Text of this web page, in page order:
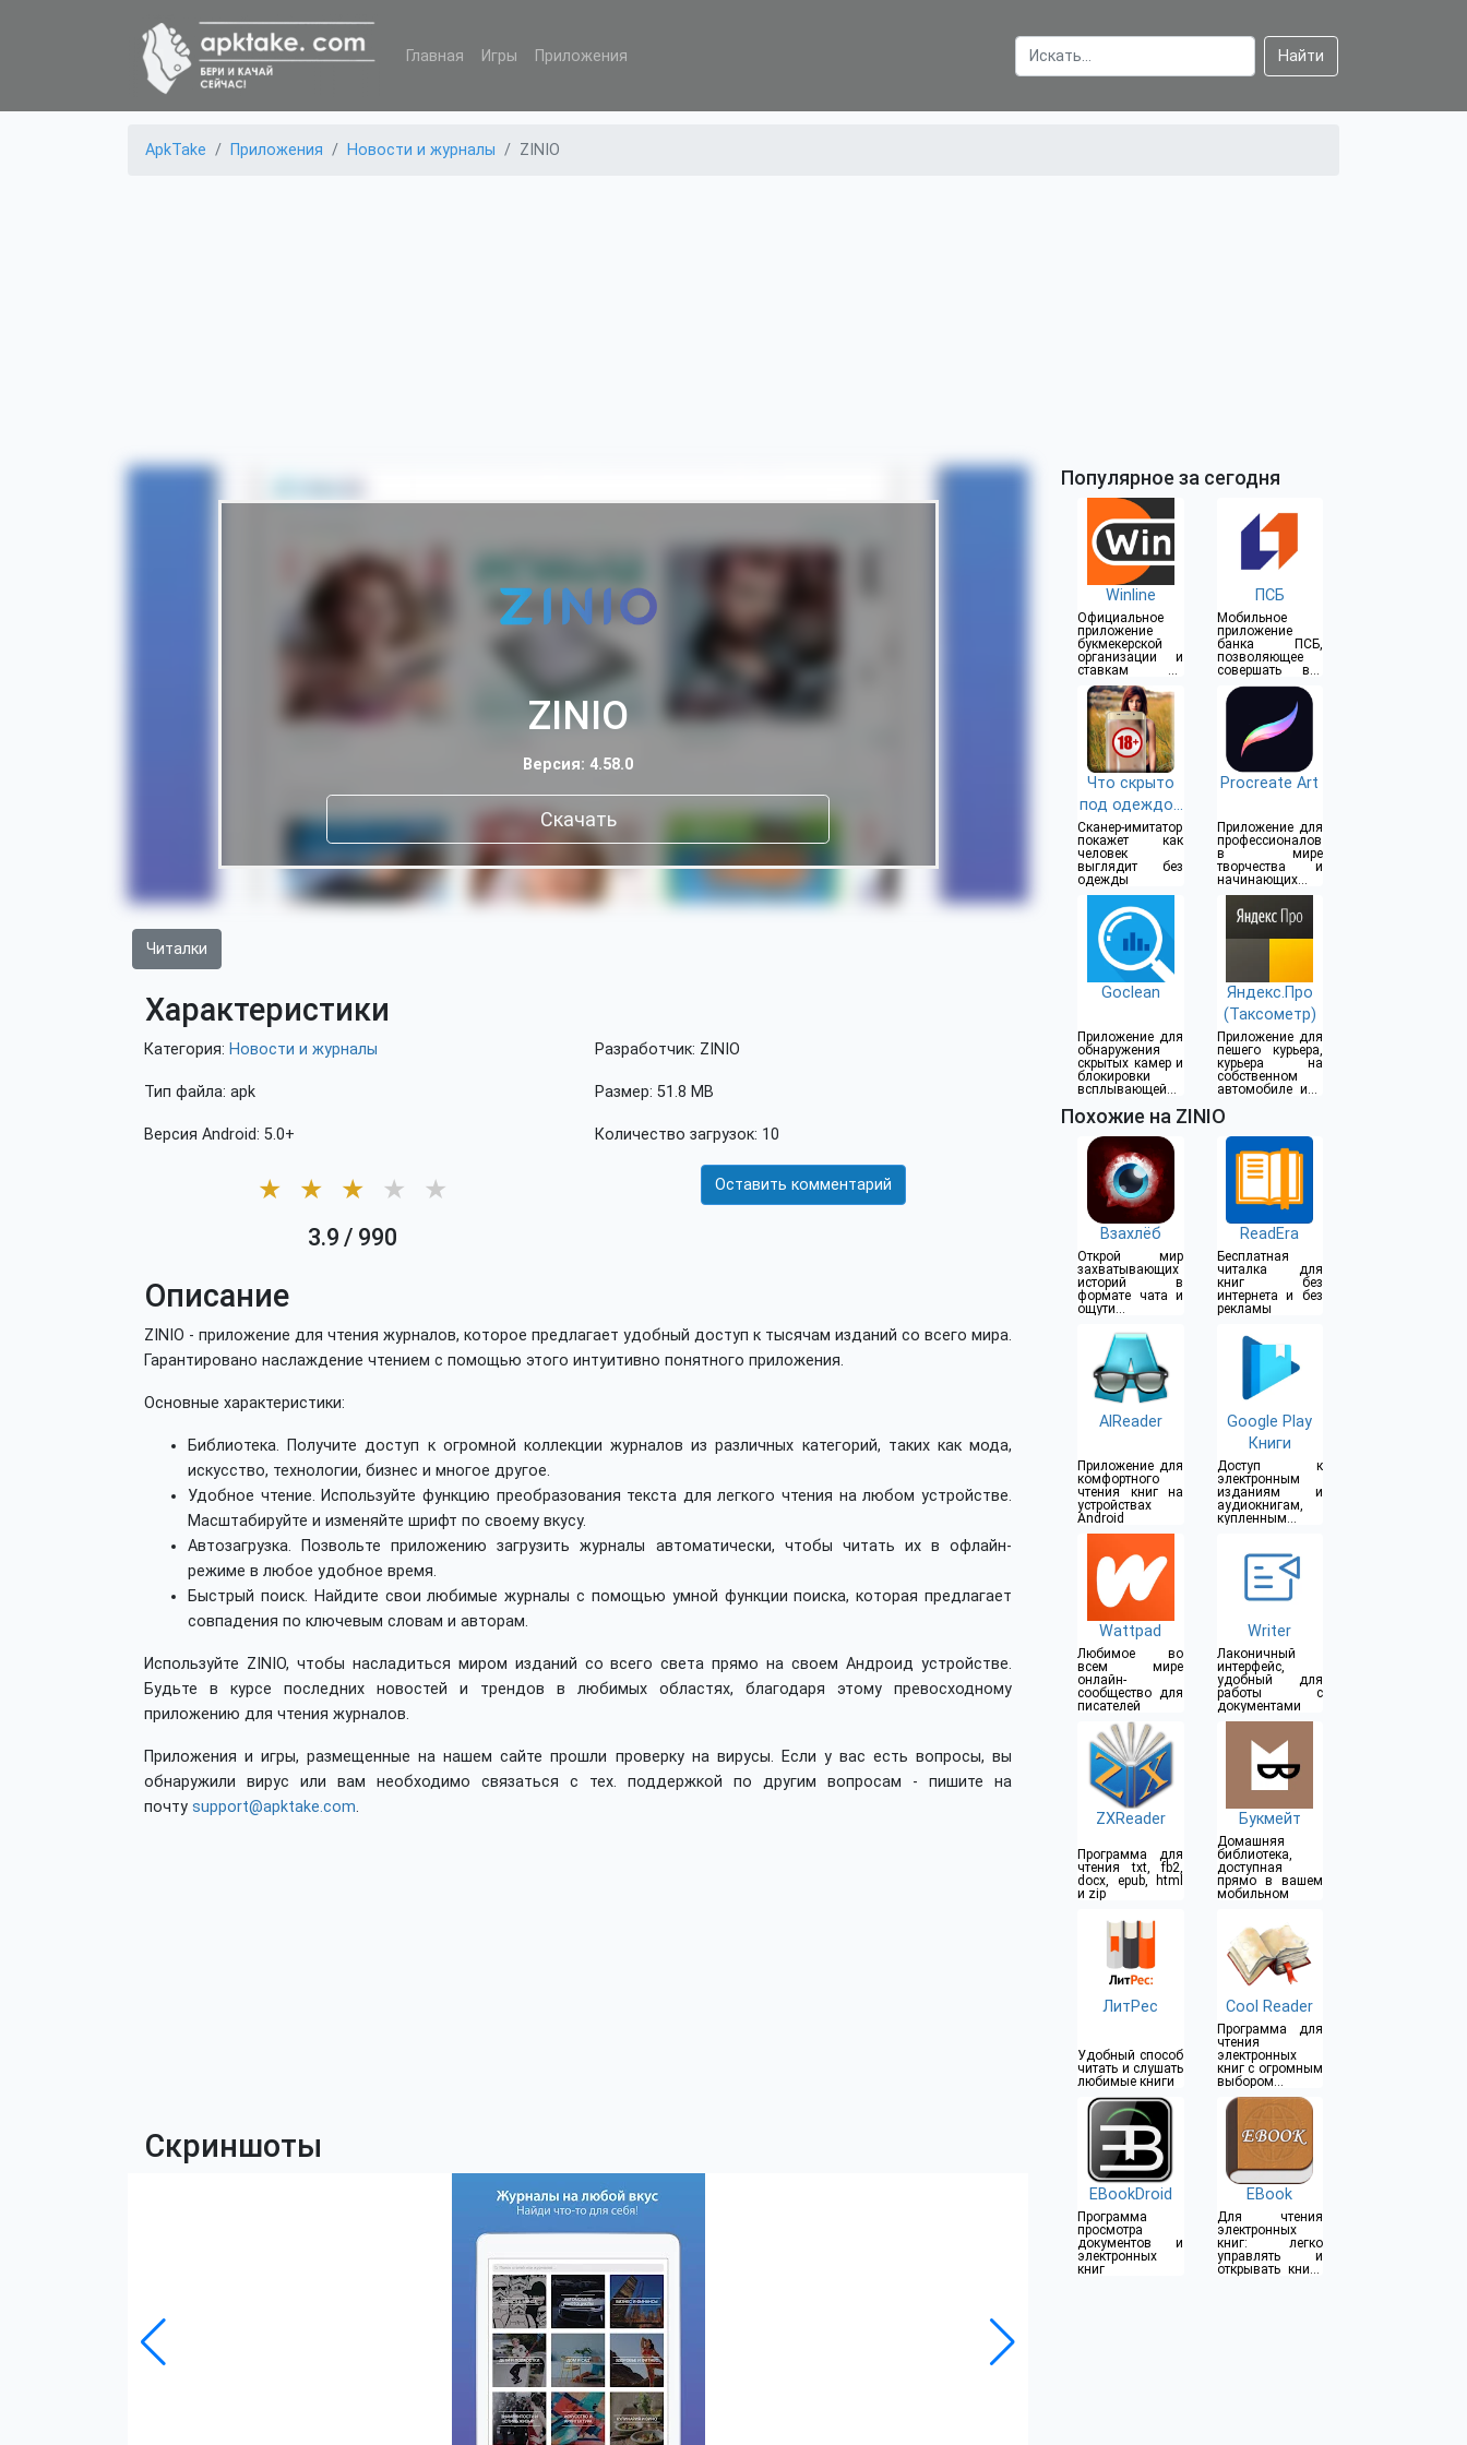
Главная Игры Приложения Найти
ApkTake Приложения Новости и журналы ZINIO
ZINIO
Версия: 4.58.0
Скачать
Читалки
Характеристики
Категория: Новости и журналы
Тип файла: apk
Версия Android: 5.0+
Разработчик: ZINIO
Размер: 51.8 MB
Количество загрузок: 10
★ ★ ★ ★ ★
3.9 / 990
Оставить комментарий
Описание
ZINIO - приложение для чтения журналов, которое предлагает удобный доступ к тысячам изданий со всего мира.
Гарантировано наслаждение чтением с помощью этого интуитивно понятного приложения.
Основные характеристики:
Библиотека. Получите доступ к огромной коллекции журналов из различных категорий, таких как мода,
искусство, технологии, бизнес и многое другое.
Удобное чтение. Используйте функцию преобразования текста для легкого чтения на любом устройстве.
Масштабируйте и изменяйте шрифт по своему вкусу.
Автозагрузка. Позвольте приложению загрузить журналы автоматически, чтобы читать их в офлайн-
режиме в любое удобное время.
Быстрый поиск. Найдите свои любимые журналы с помощью умной функции поиска, которая предлагает
совпадения по ключевым словам и авторам.
Используйте ZINIO, чтобы насладиться миром изданий со всего света прямо на своем Андроид устройстве.
Будьте в курсе последних новостей и трендов в любимых областях, благодаря этому превосходному
приложению для чтения журналов.
Приложения и игры, размещенные на нашем сайте прошли проверку на вирусы. Если у вас есть вопросы, вы
обнаружили вирус или вам необходимо связаться с тех. поддержкой по другим вопросам - пишите на
почту support@apktake.com.
Скриншоты
Популярное за сегодня
Winline
Официальное
приложение
букмекерской
организации и
ставкам на
спорт
ПСБ
Мобильное
приложение
банка ПСБ,
позволяющее
совершать все
операции прямо
из дома
Что скрыто
под одеждой
(18+)
Сканер-имитатор
покажет как
человек
выглядит без
одежды
Procreate Art
Приложение для
профессионалов
в мире
творчества и
начинающих
художников
Goclean
Приложение для
обнаружения
скрытых камер и
блокировки
всплывающей
Яндекс.Про
(Таксометр)
Приложение для
пешего курьера,
курьера на
собственном
автомобиле или
Похожие на ZINIO
Взахлёб
Открой мир
захватывающих
историй в
формате чата и
ощути
погружение
ReadEra
Бесплатная
читалка для
книг без
интернета и без
рекламы
AlReader
Приложение для
комфортного
чтения книг на
устройствах
Android
Google Play
Книги
Доступ к
электронным
изданиям и
аудиокнигам,
купленным в
Wattpad
Любимое во
всем мире
онлайн-
сообщество для
писателей
Writer
Лаконичный
интерфейс,
удобный для
работы с
документами
ZXReader
Программа для
чтения txt, fb2,
docx, epub, html
и zip
Букмейт
Домашняя
библиотека,
доступная
прямо в вашем
мобильном
ЛитРес
Удобный способ
читать и слушать
любимые книги
Cool Reader
Программа для
чтения
электронных
книг с огромным
выбором
форматов
EBookDroid
Программа
просмотра
документов и
электронных
книг
EBook
Для чтения
электронных
книг: легко
управлять и
открывать книги